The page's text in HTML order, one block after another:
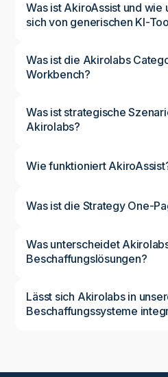
Was ist AkiroAssist und wie
sich von generischen KI-
Was ist die Akirolabs
Workbench?
Was ist strategische
Akirolabs?
Wie funktioniert
Was ist die Strategy One-
Was unterscheidet
Beschaffungslösungen?
Lässt sich Akirolabs in
Beschaffungssysteme
Tools wie Ausgabenanalysen,